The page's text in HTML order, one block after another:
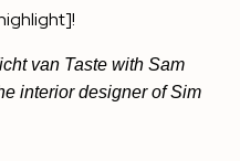
van Taste with Sam
interior designer of Sim